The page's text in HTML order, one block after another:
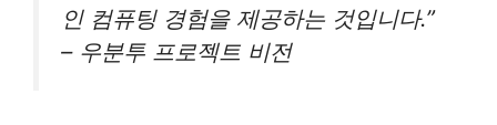
인 컴퓨팅 경험을 제공하는 것입니다.”
– 우분투 프로젝트 비전